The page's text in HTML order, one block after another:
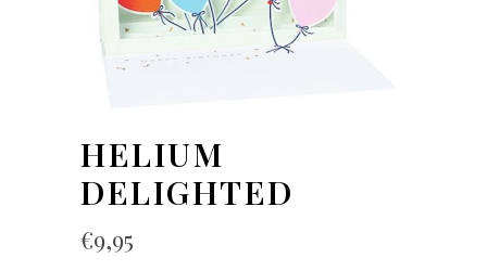
HELIUM
DELIGHTED
€9,95